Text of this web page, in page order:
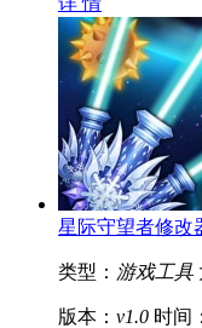
星际守望者修改
类型： 游戏工具
版本： v1.0 时间：